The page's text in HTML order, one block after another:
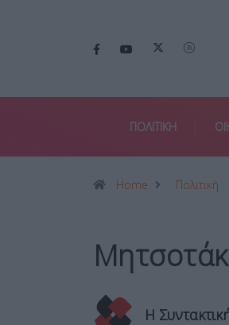
ΠΟΛΙΤΙΚΗ
Home Πολιτική
Η